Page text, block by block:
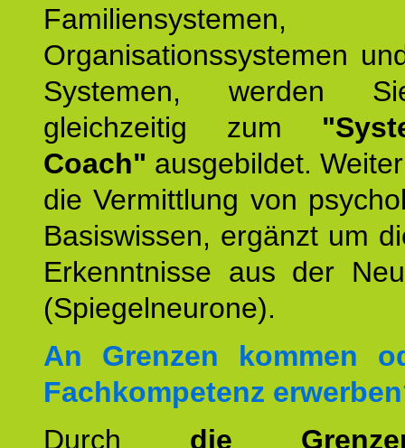
Familiensystemen,
Organisationssystemen
Systemen, werden
gleichzeitig zum
Coach" ausgebildet.
die Vermittlung von
Basiswissen, ergänzt um
Erkenntnisse aus der
(Spiegelneurone).
An Grenzen kommen
Fachkompetenz
Durch die